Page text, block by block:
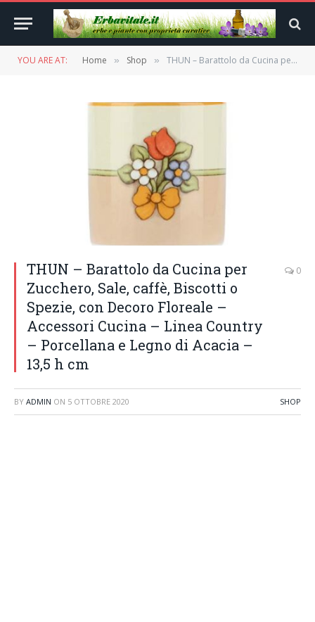
YOU ARE AT: Home » Shop » THUN – Barattolo da Cucina per Zucchero, Sale, caffè, Biscotti o Spezie, con Decoro Floreale – Accessori Cucina – Linea Country – Porcellana e Legno di Acacia – 13,5 h cm
THUN – Barattolo da Cucina per
Zucchero, Sale, caffè, Biscotti o
Spezie, con Decoro Floreale –
Accessori Cucina – Linea Country
– Porcellana e Legno di Acacia –
13,5 h cm
0
BY ADMIN ON 5 OTTOBRE 2020 SHOP